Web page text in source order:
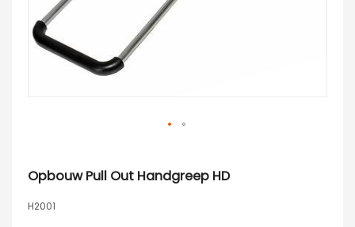
Opbouw Pull Out Handgreep HD
H2001